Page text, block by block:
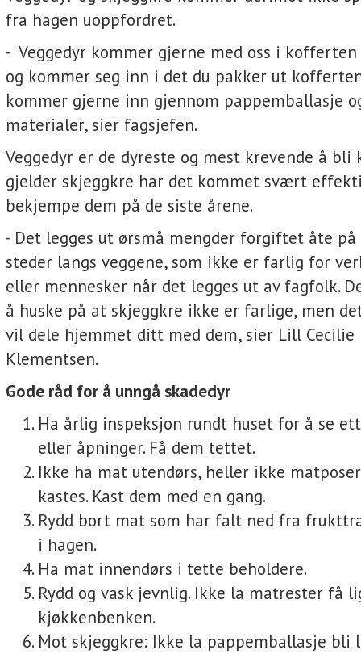
fra hagen uoppfordret.
- Veggedyr kommer gjerne med oss i
og kommer seg inn i det du pakker ut
kommer gjerne inn gjennom pappemballasje
materialer, sier fagsjefen.
Veggedyr er de dyreste og mest krevende å bli
gjelder skjeggkre har det kommet svært
bekjempe dem på de siste årene.
- Det legges ut ørsmå mengder forgiftet åte
steder langs veggene, som ikke er farlig for
eller mennesker når det legges ut av fagfolk.
å huske på at skjeggkre ikke er farlige, men
vil dele hjemmet ditt med dem, sier Lill Cecilie
Klementsen.
Gode råd for å unngå skadedyr
Ha årlig inspeksjon rundt huset for å se
eller åpninger. Få dem tettet.
Ikke ha mat utendørs, heller ikke
kastes. Kast dem med en gang.
Rydd bort mat som har falt ned fra
i hagen.
Ha mat innendørs i tette beholdere.
Rydd og vask jevnlig. Ikke la matrester få
kjøkkenbenken.
Mot skjeggkre: Ikke la pappemballasje bli